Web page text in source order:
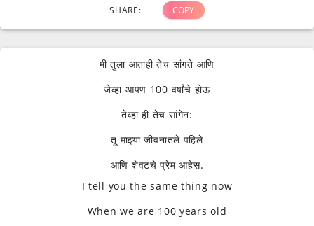
SHARE: COPY
मी तुला आताही तेच सांगते आणि
जेव्हा आपण 100 वर्षांचे होऊ
तेव्हा ही तेच सांगेन:
तू माझ्या जीवनातले पहिले
आणि शेवटचे प्रेम आहेस.
I tell you the same thing now
When we are 100 years old